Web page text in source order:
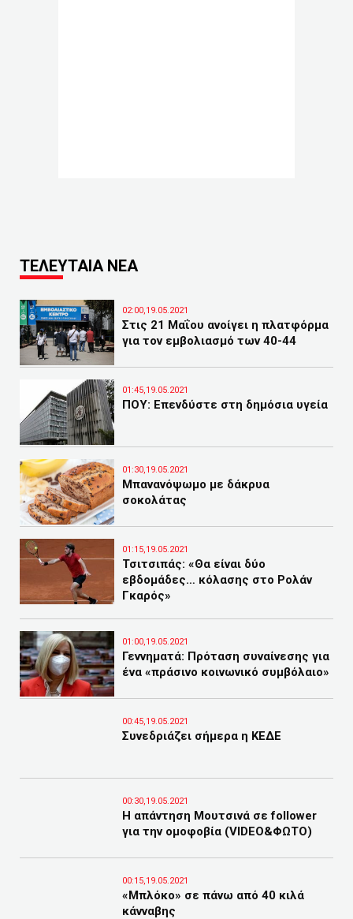
ΤΕΛΕΥΤΑΙΑ ΝΕΑ
02:00,19.05.2021
Στις 21 Μαΐου ανοίγει η πλατφόρμα
για τον εμβολιασμό των 40-44
01:45,19.05.2021
ΠΟΥ: Επενδύστε στη δημόσια υγεία
01:30,19.05.2021
Μπανανόψωμο με δάκρυα
σοκολάτας
01:15,19.05.2021
Τσιτσιπάς: «Θα είναι δύο
εβδομάδες… κόλασης στο Ρολάν
Γκαρός»
01:00,19.05.2021
Γεννηματά: Πρόταση συναίνεσης για
ένα «πράσινο κοινωνικό συμβόλαιο»
00:45,19.05.2021
Συνεδριάζει σήμερα η ΚΕΔΕ
00:30,19.05.2021
Η απάντηση Μουτσινά σε follower
για την ομοφοβία (VIDEO&ΦΩΤΟ)
00:15,19.05.2021
«Μπλόκο» σε πάνω από 40 κιλά
κάνναβης